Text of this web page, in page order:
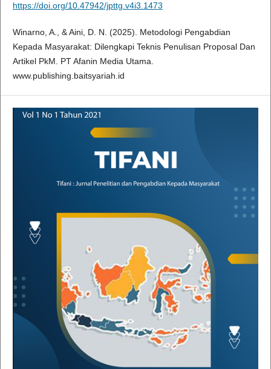
https://doi.org/10.47942/jpttg.v4i3.1473
Winarno, A., & Aini, D. N. (2025). Metodologi Pengabdian
Kepada Masyarakat: Dilengkapi Teknis Penulisan Proposal Dan
Artikel PkM. PT Afanin Media Utama.
www.publishing.baitsyariah.id